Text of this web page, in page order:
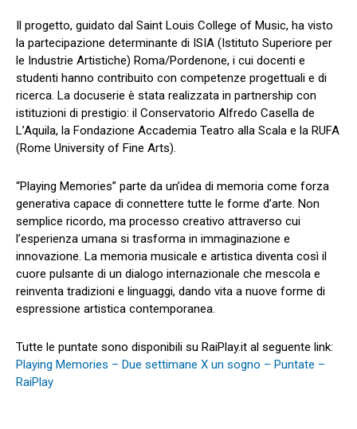
Il progetto, guidato dal Saint Louis College of Music, ha visto
la partecipazione determinante di ISIA (Istituto Superiore per
le Industrie Artistiche) Roma/Pordenone, i cui docenti e
studenti hanno contribuito con competenze progettuali e di
ricerca. La docuserie è stata realizzata in partnership con
istituzioni di prestigio: il Conservatorio Alfredo Casella de
L’Aquila, la Fondazione Accademia Teatro alla Scala e la RUFA
(Rome University of Fine Arts).
“Playing Memories” parte da un’idea di memoria come forza
generativa capace di connettere tutte le forme d’arte. Non
semplice ricordo, ma processo creativo attraverso cui
l’esperienza umana si trasforma in immaginazione e
innovazione. La memoria musicale e artistica diventa così il
cuore pulsante di un dialogo internazionale che mescola e
reinventa tradizioni e linguaggi, dando vita a nuove forme di
espressione artistica contemporanea.
Tutte le puntate sono disponibili su RaiPlay.it al seguente link:
Playing Memories – Due settimane X un sogno – Puntate –
RaiPlay